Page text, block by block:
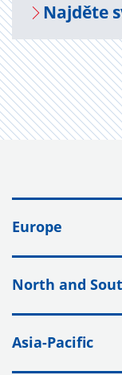
Na­jdě­te
Europe
North and
Asia-Pacific